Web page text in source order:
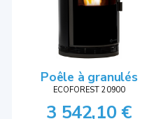
Poêle à granulés
ECOFOREST 20900
3 542,10 €